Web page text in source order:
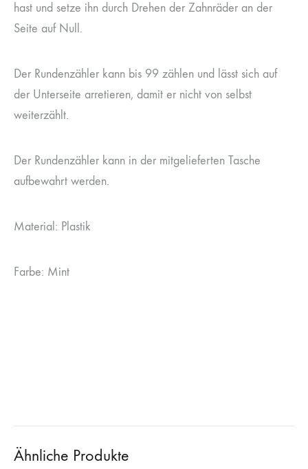
hast und setze ihn durch Drehen der Zahnräder an der
Seite auf Null.
Der Rundenzähler kann bis 99 zählen und lässt sich auf
der Unterseite arretieren, damit er nicht von selbst
weiterzählt.
Der Rundenzähler kann in der mitgelieferten Tasche
aufbewahrt werden.
Material: Plastik
Farbe: Mint
Ähnliche Produkte